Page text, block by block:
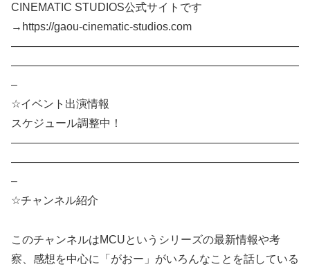
CINEMATIC STUDIOS公式サイトです
→https://gaou-cinematic-studios.com
——————————————————————————
——————————————————————————
–
☆イベント出演情報
スケジュール調整中！
——————————————————————————
——————————————————————————
–
☆チャンネル紹介
このチャンネルはMCUというシリーズの最新情報や考
察、感想を中心に「がおー」がいろんなことを話している